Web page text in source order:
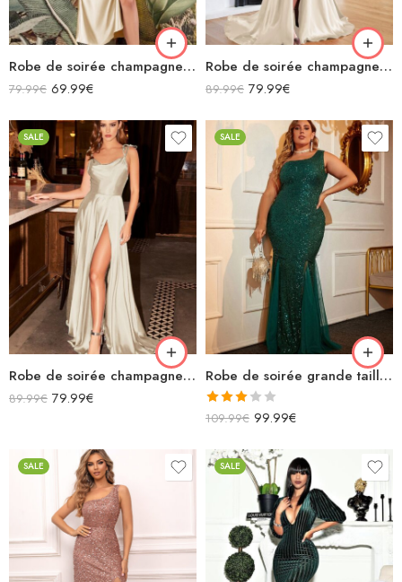
Robe de soirée champagne en satin col bénitier mi longue fendue à bretelles sans manches
79.99€ 69.99€
Robe de soirée champagne en satin décolleté carré longue fendue sirène
89.99€ 79.99€
SALE
Robe de soirée champagne en satin fluide col bénitier bretelles longue fendue
89.99€ 79.99€
SALE
Robe de soirée grande taille verte émeraude asymétrique longue sirène à paillettes
Note
sur 5
109.99€ 99.99€
SALE SALE